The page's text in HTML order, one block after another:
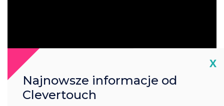
Aby uzyskać dostęp do Live Rooms w swoim
X
Najnowsze informacje od
Clevertouch